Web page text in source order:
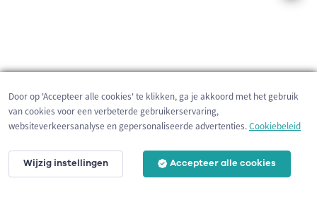
200 m
Door op 'Accepteer alle cookies' te klikken, ga je akkoord met het gebruik
van cookies voor een verbeterde gebruikerservaring,
websiteverkeersanalyse en gepersonaliseerde advertenties.Cookiebeleid
Wijzig instellingen Accepteer alle cookies